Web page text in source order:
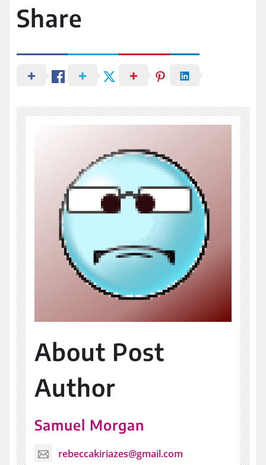
Share
About Post
Author
Samuel Morgan
rebeccakiriazes@gmail.com